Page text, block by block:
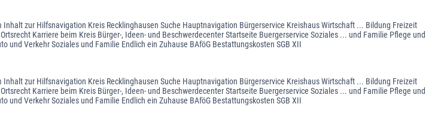
Inhalt zur Hilfsnavigation Kreis Recklinghausen Suche Hauptnavigation Bürgerservice Kreishaus Wirtschaft ... Bildung Freizeit
Karriere beim Kreis Bürger-, Ideen- und Beschwerdecenter Startseite Buergerservice Soziales ... und Familie Pflege und
und Verkehr Soziales und Familie Endlich ein Zuhause BAföG Bestattungskosten SGB XII
Inhalt zur Hilfsnavigation Kreis Recklinghausen Suche Hauptnavigation Bürgerservice Kreishaus Wirtschaft ... Bildung Freizeit
Karriere beim Kreis Bürger-, Ideen- und Beschwerdecenter Startseite Buergerservice Soziales ... und Familie Pflege und
und Verkehr Soziales und Familie Endlich ein Zuhause BAföG Bestattungskosten SGB XII